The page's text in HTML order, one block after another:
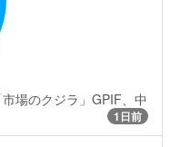
場のクジラ」GPIF、中
1日前